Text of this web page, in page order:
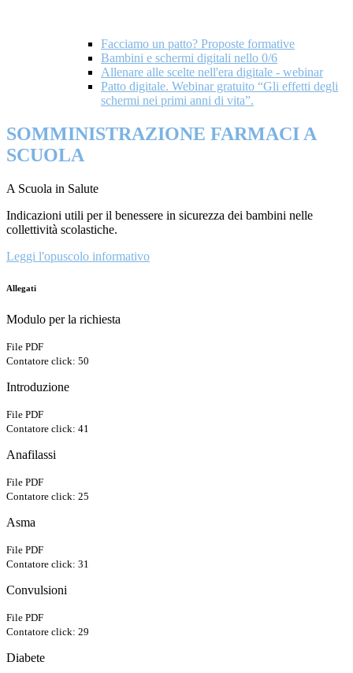
Facciamo un patto? Proposte formative
Bambini e schermi digitali nello 0/6
Allenare alle scelte nell'era digitale - webinar
Patto digitale. Webinar gratuito “Gli effetti degli
schermi nei primi anni di vita”.
SOMMINISTRAZIONE FARMACI A
SCUOLA
A Scuola in Salute
Indicazioni utili per il benessere in sicurezza dei bambini nelle
collettività scolastiche.
Leggi l'opuscolo informativo
Allegati
Modulo per la richiesta
File PDF
Contatore click: 50
Introduzione
File PDF
Contatore click: 41
Anafilassi
File PDF
Contatore click: 25
Asma
File PDF
Contatore click: 31
Convulsioni
File PDF
Contatore click: 29
Diabete